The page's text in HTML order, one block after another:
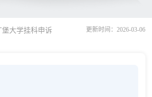
堡大学挂科申诉 更新时间：2026-03-06